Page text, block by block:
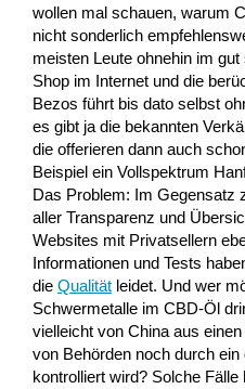
wollen mal schauen, warum
nicht sonderlich
meisten Leute ohnehin im
Shop im Internet und die
Bezos führt bis dato selbst
es gibt ja die bekannten
die offerieren dann auch
Beispiel ein Vollspektrum
Das Problem: Im Gegensatz
aller Transparenz und
Websites mit Privatsellern
Informationen und Tests
die Qualität leidet. Und wer
Schwermetalle im CBD-Öl
vielleicht von China aus
von Behörden noch durch
kontrolliert wird? Solche